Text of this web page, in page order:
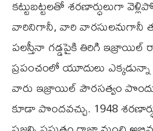
కట్టుబట్టలతో శరణార్ధులుగా
వారినిగానీ, వారి
పలస్తీనా గడ్డపైకి తిరిగి ఇజ్రాయిల్‌
ప్రపంచంలో యూదులు
వారు ఇజ్రాయిల్‌ పౌరసత్వం
కూడా పొందవచ్చు. 1948